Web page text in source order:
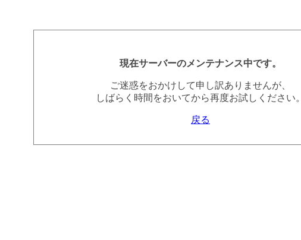
現在サーバーのメンテナンス中です。
ご迷惑をおかけして申し訳ありませんが、
しばらく時間をおいてから再度お試しください。
戻る